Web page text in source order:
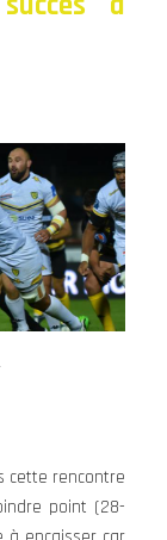
cette rencontre
point (28-